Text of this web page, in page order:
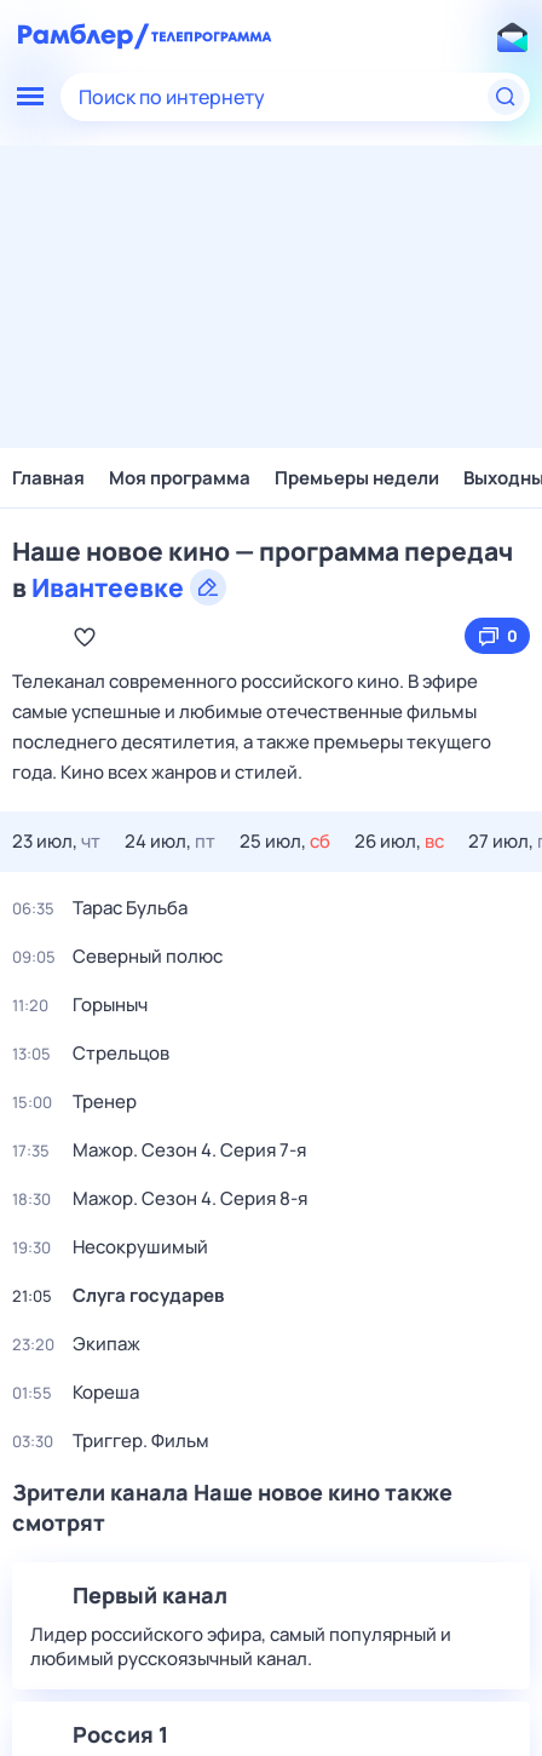
Поиск по интернету
Главная Моя программа Премьеры недели
Наше новое кино — программа передач
вИвантеевке
0
Телеканал современного российского кино. В эфире
самые успешные и любимые отечественные фильмы
последнего десятилетия, а также премьеры текущего
года. Кино всех жанров и стилей.
23 июл,чт 24 июл, пт 25 июл,сб 26 июл, вс 27 июл,
06:35 Тарас Бульба
09:05 Северный полюс
11:20 Горыныч
13:05 Стрельцов
15:00 Тренер
17:35 Мажор. Сезон 4. Серия 7-я
18:30 Мажор. Сезон 4. Серия 8-я
19:30 Несокрушимый
21:05 Слуга государев
23:20 Экипаж
01:55 Кореша
03:30 Триггер. Фильм
Зрители канала Наше новое кино также
смотрят
Первый канал
Лидер российского эфира, самый популярный и
любимый русскоязычный канал.
Россия 1